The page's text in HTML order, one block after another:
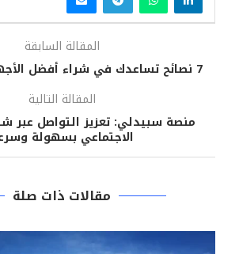
المقالة السابقة
7 نصائح تساعدك في شراء أفضل الأجهزة الكهربائية
المقالة التالية
منصة سبيدلي: تعزيز التواصل عبر
الاجتماعي بسهولة
مقالات ذات صلة